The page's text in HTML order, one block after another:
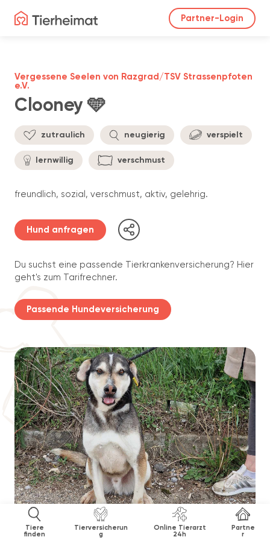
Partner-Login
Tiere
finden
Tierversicherun
g
Online Tierarzt
24h
Partne
r
Clooney 🩵
Vergessene Seelen von Razgrad/TSV Strassenpfoten
e.V.
zutraulich neugierig verspielt
lernwillig verschmust
freundlich, sozial, verschmust, aktiv, gelehrig.
Hund anfragen
Du suchst eine passende Tierkrankenversicherung? Hier
geht's zum Tarifrechner.
Passende Hundeversicherung